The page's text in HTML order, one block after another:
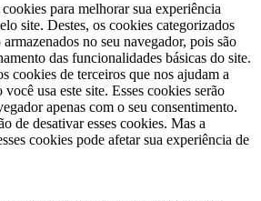
para melhorar sua experiência
site. Destes, os cookies categorizados
no seu navegador, pois são
das funcionalidades básicas do site.
cookies de terceiros que nos ajudam a
usa este site. Esses cookies serão
apenas com o seu consentimento.
de desativar esses cookies. Mas a
cookies pode afetar sua experiência de